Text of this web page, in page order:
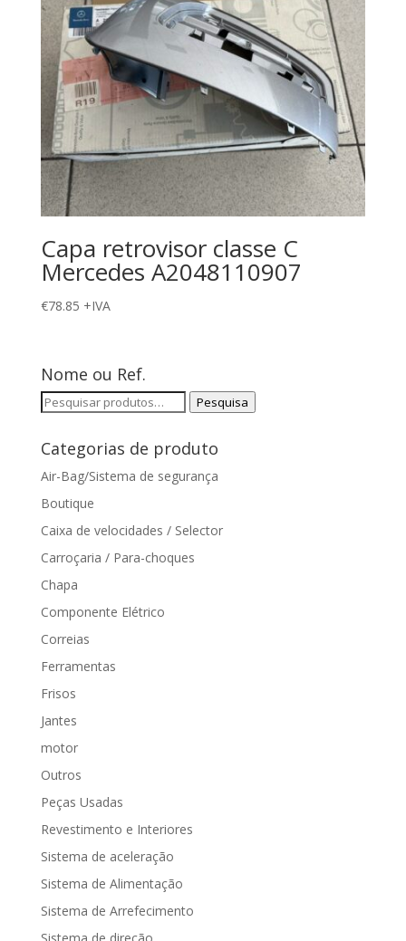
Capa retrovisor classe C
Mercedes A2048110907
€78.85 +IVA
Nome ou Ref.
Pesquisar
Pesquisa
Categorias de produto
Air-Bag/Sistema de segurança
Boutique
Caixa de velocidades / Selector
Carroçaria / Para-choques
Chapa
Componente Elétrico
Correias
Ferramentas
Frisos
Jantes
motor
Outros
Peças Usadas
Revestimento e Interiores
Sistema de aceleração
Sistema de Alimentação
Sistema de Arrefecimento